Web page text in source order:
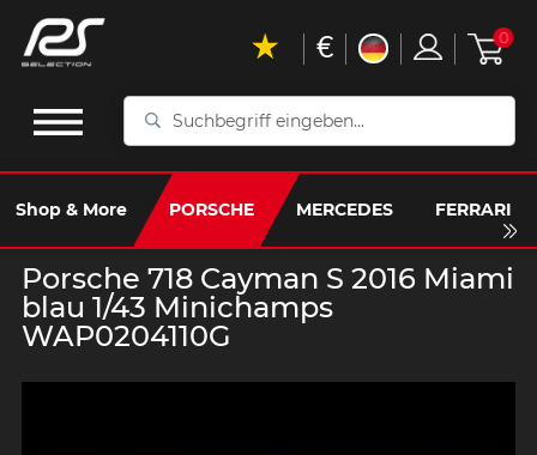
Suchbegriff
Shop & More PORSCHE MERCEDES FERRARI
€ 0
Porsche 718 Cayman S 2016 Miami
blau 1/43 Minichamps
WAP0204110G